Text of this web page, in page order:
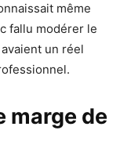
même
fallu modérer le
un réel
marge de